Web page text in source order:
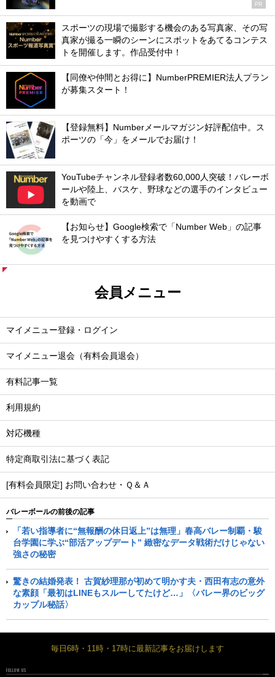
PR
スポーツの現場で撮影する機会のある写真家、その写
真家が撮る一瞬のシーンにスポットをあてるコンテス
トを開催します。作品受付中！
【同僚や仲間とお得に】NumberPREMIER法人プラン
が募集スタート！
【登録無料】Numberメールマガジン好評配信中。ス
ポーツの「今」をメールでお届け！
YouTubeチャンネル登録者数60,000人突破！バレーボ
ールや陸上、バスケ、野球などの選手のインタビュー
を動画で
【お知らせ】Google検索で「Number Web」の記事
を見つけやすくする方法
会員メニュー
マイメニュー登録・ログイン
マイメニュー退会（有料会員退会）
有料記事一覧
利用規約
対応機種
特定商取引法に基づく表記
[有料会員限定] お問い合わせ・Ｑ＆Ａ
バレーボールの前後の記事
「若い指導者に“無報酬の休日返上”は無理」春高バレー制覇・駿
台学園に学ぶ“部活アップデート” 緻密なデータ戦術だけじゃない
強さの秘密
驚きの結婚発表！ 古賀紗理那が初めて明かす夫・西田有志の意外
な素顔「最初はLINEもスルーしてたけど…」〈バレー界のビッグ
カップル秘話〉
毎日6時・11時・17時に最新記事をお届けします
FOLLOW US